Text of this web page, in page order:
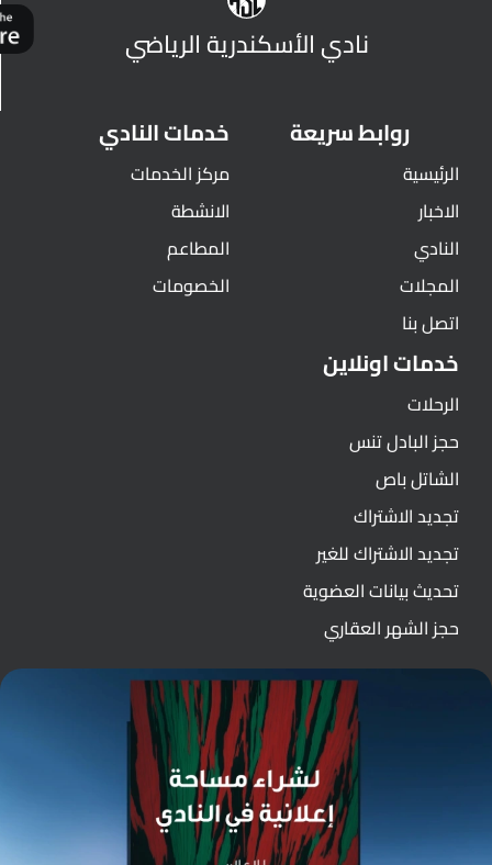
نادي الأسكندرية الرياضي
روابط سريعة
الرئيسية
الاخبار
النادي
المجلات
اتصل بنا
خدمات النادي
مركز الخدمات
الانشطة
المطاعم
الخصومات
خدمات اونلاين
الرحلات
حجز البادل تنس
الشاتل باص
تجديد الاشتراك
تجديد الاشتراك للغير
تحديث بيانات العضوية
حجز الشهر العقاري